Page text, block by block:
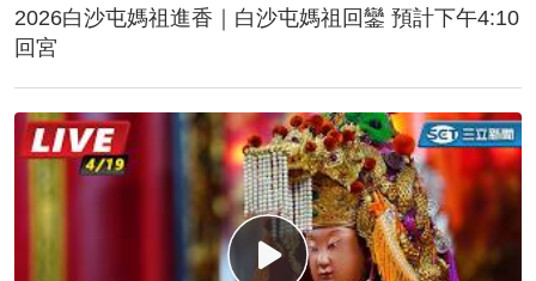
2026白沙屯媽祖進香｜白沙屯媽祖回鑾 預計下午4:10
回宮